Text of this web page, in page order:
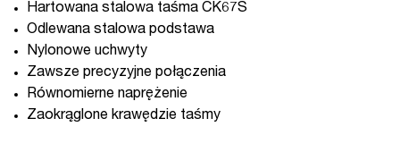
Hartowana stalowa taśma CK67S
Odlewana stalowa podstawa
Nylonowe uchwyty
Zawsze precyzyjne połączenia
Równomierne naprężenie
Zaokrąglone krawędzie taśmy